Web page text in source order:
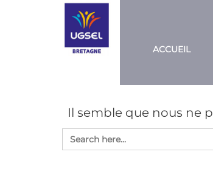
ACCUEIL
Il semble que nous ne